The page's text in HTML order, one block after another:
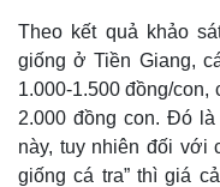
Theo kết quả khảo
giống ở Tiền Giang,
1.000-1.500 đồng/
2.000 đồng con. Đó
này, tuy nhiên đối với
giống cá tra” thì giá